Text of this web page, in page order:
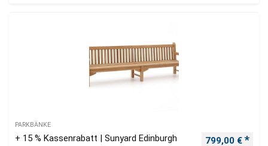
PARKBÄNKE
+ 15 % Kassenrabatt | Sunyard Edinburgh
799,00 €